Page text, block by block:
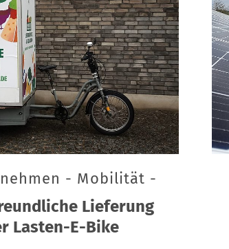
- Mobilität -
Lieferung
Lasten-E-Bike